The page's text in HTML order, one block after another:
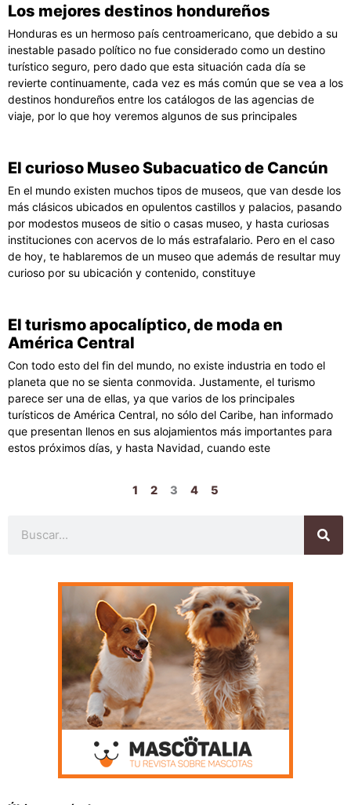
Los mejores destinos hondureños
Honduras es un hermoso país centroamericano, que debido a su
inestable pasado político no fue considerado como un destino
turístico seguro, pero dado que esta situación cada día se
revierte continuamente, cada vez es más común que se vea a los
destinos hondureños entre los catálogos de las agencias de
viaje, por lo que hoy veremos algunos de sus principales
El curioso Museo Subacuatico de Cancún
En el mundo existen muchos tipos de museos, que van desde los
más clásicos ubicados en opulentos castillos y palacios, pasando
por modestos museos de sitio o casas museo, y hasta curiosas
instituciones con acervos de lo más estrafalario. Pero en el caso
de hoy, te hablaremos de un museo que además de resultar muy
curioso por su ubicación y contenido, constituye
El turismo apocalíptico, de moda en
América Central
Con todo esto del fin del mundo, no existe industria en todo el
planeta que no se sienta conmovida. Justamente, el turismo
parece ser una de ellas, ya que varios de los principales
turísticos de América Central, no sólo del Caribe, han informado
que presentan llenos en sus alojamientos más importantes para
estos próximos días, y hasta Navidad, cuando este
1 2 3 4 5